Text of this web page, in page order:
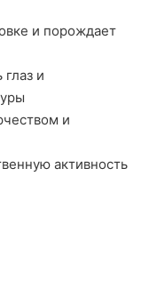
и порождает
и
и
активность